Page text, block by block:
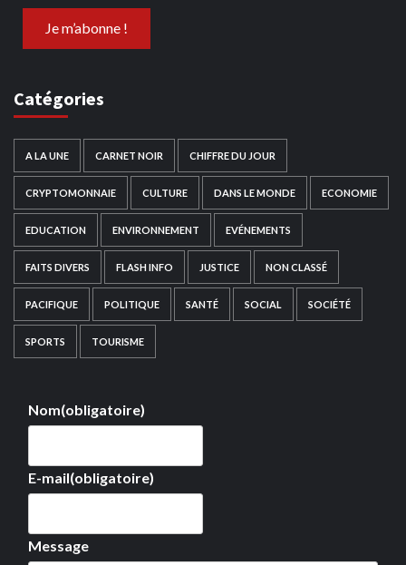
Catégories
A LA UNE CARNET NOIR CHIFFRE DU JOUR
CRYPTOMONNAIE CULTURE DANS LE MONDE ECONOMIE
EDUCATION ENVIRONNEMENT EVÉNEMENTS
FAITS DIVERS FLASH INFO JUSTICE NON CLASSÉ
PACIFIQUE POLITIQUE SANTÉ SOCIAL SOCIÉTÉ
SPORTS TOURISME
Nom(obligatoire)
E-mail(obligatoire)
Message